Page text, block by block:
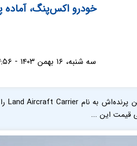
خودرو اکس‌پنگ، آماده
سه شنبه، ۱۶ بهمن ۱۴۰۳ - ۰۹:۰۴:۵۶
قیمت این ...